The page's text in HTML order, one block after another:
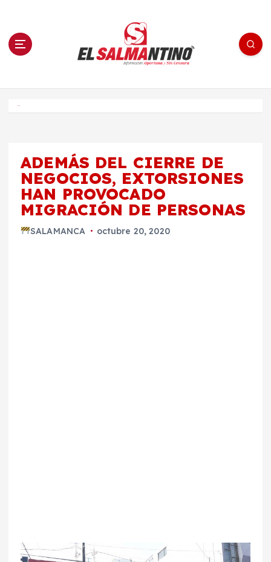
n El Salmantino - medios/noticias/editorial
ADEMÁS DEL CIERRE DE
NEGOCIOS, EXTORSIONES
HAN PROVOCADO
MIGRACIÓN DE PERSONAS
SALAMANCA octubre 20, 2020